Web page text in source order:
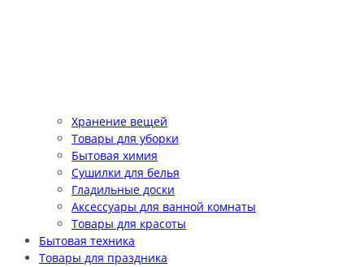
Хранение вещей
Товары для уборки
Бытовая химия
Сушилки для белья
Гладильные доски
Аксессуары для ванной комнаты
Товары для красоты
Бытовая техника
Товары для праздника